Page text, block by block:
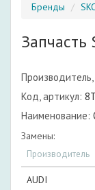
Бренды
Запчасть
Код, артикул:
Наименование:
Замены:
Производитель
AUDI